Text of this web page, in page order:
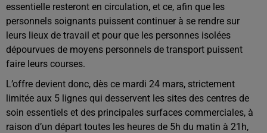
essentielle resteront en circulation, et ce, afin que les
personnels soignants puissent continuer à se rendre sur
leurs lieux de travail et pour que les personnes isolées
dépourvues de moyens personnels de transport puissent
faire leurs courses.
L’offre devient donc, dès ce mardi 24 mars, strictement
limitée aux 5 lignes qui desservent les sites des centres de
soin essentiels et des principales surfaces commerciales, à
raison d’un départ toutes les heures de 5h du matin à 21h,